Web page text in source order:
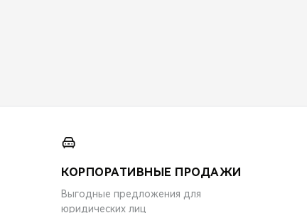
КОРПОРАТИВНЫЕ ПРОДАЖИ
Выгодные предложения для
юридических лиц